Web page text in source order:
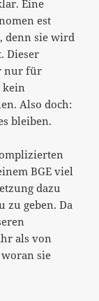
Eine
est
denn sie wird
Dieser
nur für
kein
Also doch:
bleiben.
BGE viel
dazu
zu geben. Da
als von
sie